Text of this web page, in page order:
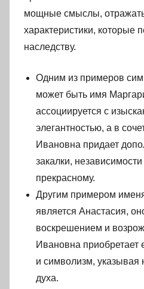
мощные смыслы,
характеристики, которые
наследству.
Одним из примеров
может быть имя
ассоциируется с
элегантностью, а в
Ивановна придает
закалки,
прекрасному.
Другим примером
является Анастасия,
воскрешением и
Ивановна
и символизм, указывая
духа.